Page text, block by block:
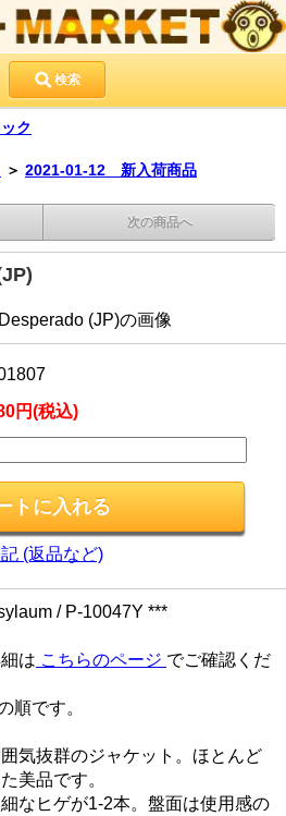
検索
ク
＞ 2021-01-12 新入荷商品
次の商品へ
円(税込)
(返品など)
/ P-10047Y ***
は こちらのページ でご確認くだ
順です。
気抜群のジャケット。ほとんど
美品です。
なヒゲが1-2本。盤面は使用感の